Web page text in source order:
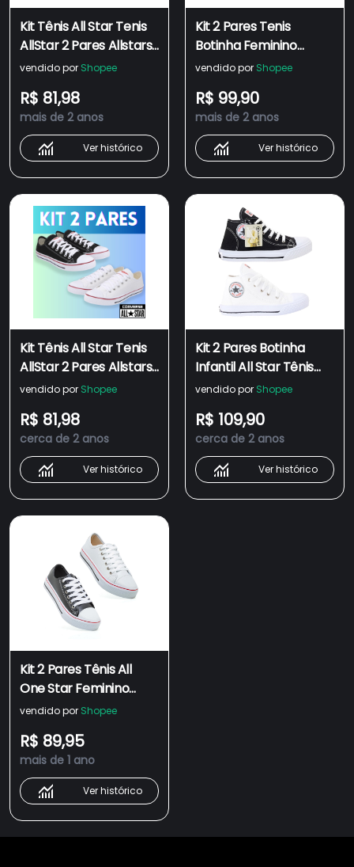
Kit Tênis All Star Tenis
AllStar 2 Pares Allstars
Feminino Alstar
Austars - SuperPromo
vendido por Shopee
R$ 81,98
mais de 2 anos
Ver histórico
Kit 2 Pares Tenis
Botinha Feminino
Basico Star Casual
vendido por Shopee
R$ 99,90
mais de 2 anos
Ver histórico
Kit Tênis All Star Tenis
AllStar 2 Pares Allstars
Feminino Alstar
vendido por Shopee
R$ 81,98
cerca de 2 anos
Ver histórico
Kit 2 Pares Botinha
Infantil All Star Tênis
Juvenil Casual Escolar
Qualidade A Pronta
Entrega Envio Rápido
vendido por Shopee
R$ 109,90
cerca de 2 anos
Ver histórico
Kit 2 Pares Tênis All
One Star Feminino
Sapatenis Lançamento
vendido por Shopee
R$ 89,95
mais de 1 ano
Ver histórico